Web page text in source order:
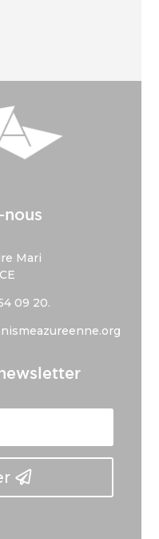
nous
Mari
09 20.